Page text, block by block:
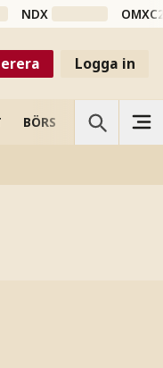
NDX
Logga in
BÖRS VETENSKAP